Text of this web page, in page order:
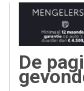
De